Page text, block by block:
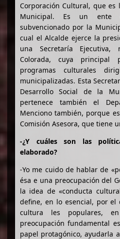
Corporación Cultural, que es
Municipal. Es un ente
subvencionado por la
cual el Alcalde ejerce la
una Secretaría
Colorada, cuya principal
programas culturales
municipalizadas. Esta
Desarrollo Social de la
pertenece también el
Menciono también, porque
Comisión Asesora, que tiene
-¿Y cuáles son las
elaborado?
-Yo me cuido de hablar de
ésa e una preocupación del
la idea de «conducta
define, en lo esencial, por el
cultura les populares,
preocupación fundamental
papel protagónico, ayudarla